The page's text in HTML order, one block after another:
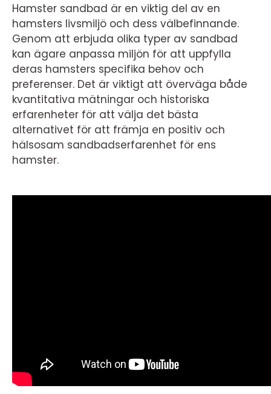
Hamster sandbad är en viktig del av en
hamsters livsmiljö och dess välbefinnande.
Genom att erbjuda olika typer av sandbad
kan ägare anpassa miljön för att uppfylla
deras hamsters specifika behov och
preferenser. Det är viktigt att överväga både
kvantitativa mätningar och historiska
erfarenheter för att välja det bästa
alternativet för att främja en positiv och
hälsosam sandbadserfarenhet för ens
hamster.